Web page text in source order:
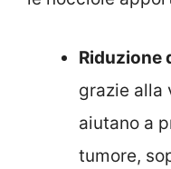
Riduzione
grazie alla
aiutano a
tumore,